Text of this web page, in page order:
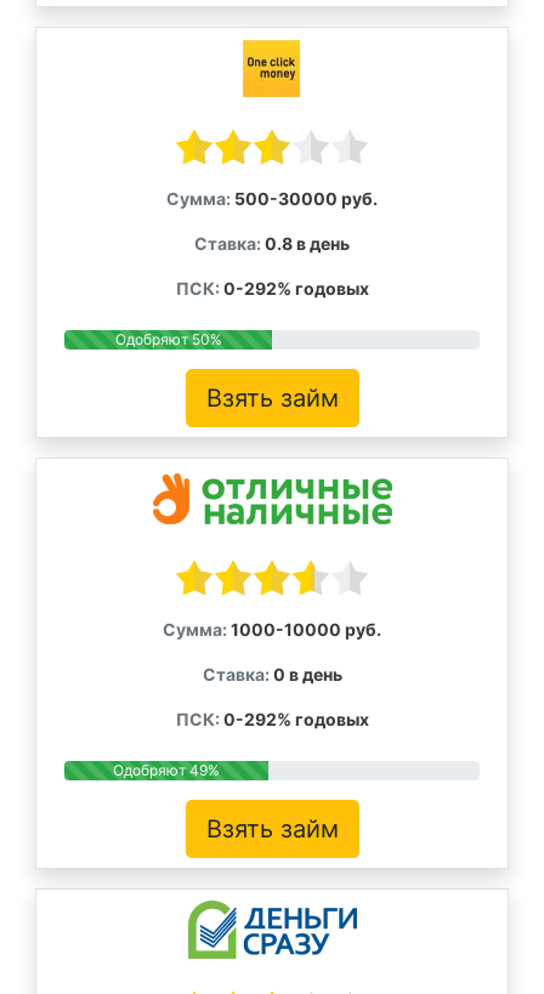
Сумма: 500-30000 руб.
Ставка: 0.8 в день
ПСК: 0-292% годовых
Одобряют 50%
Взять займ
Сумма: 1000-10000 руб.
Ставка: 0 в день
ПСК: 0-292% годовых
Одобряют 49%
Взять займ